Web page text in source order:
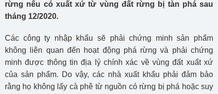
rừng nếu có xuất xứ từ vùng đất rừng bị tàn phá sau
tháng 12/2020.
Các công ty nhập khẩu sẽ phải chứng minh sản phẩm
không liên quan đến hoạt động phá rừng và phải chứng
minh được thông tin địa lý chính xác về vùng đất xuất xứ
của sản phẩm. Do vậy, các nhà xuất khẩu phải đảm bảo
rằng họ không lấy cà phê từ nguồn có rừng bị phá hoặc suy